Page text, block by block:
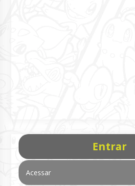
Entrar
Acessar